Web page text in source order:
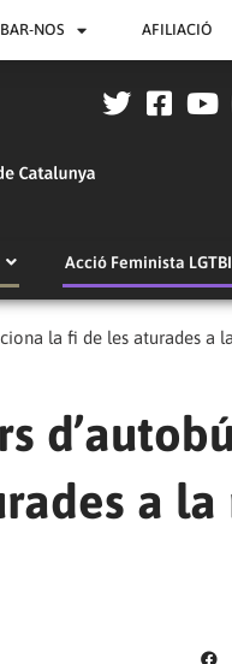
NOS AFILIACIÓ
Acció Feminista
la fi de les aturades a
a